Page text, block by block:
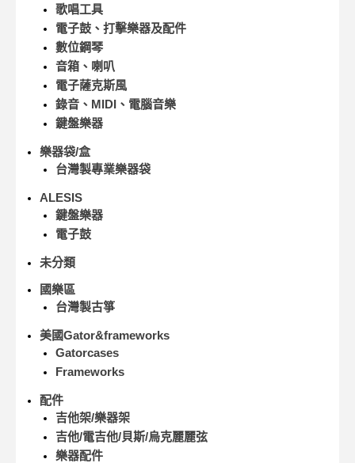
歌唱工具
電子鼓、打擊樂器及配件
數位鋼琴
音箱、喇叭
電子薩克斯風
錄音、MIDI、電腦音樂
鍵盤樂器
樂器袋/盒
台灣製專業樂器袋
ALESIS
鍵盤樂器
電子鼓
未分類
國樂區
台灣製古箏
美國Gator&frameworks
Gatorcases
Frameworks
配件
吉他架/樂器架
吉他/電吉他/貝斯/烏克麗麗弦
樂器配件